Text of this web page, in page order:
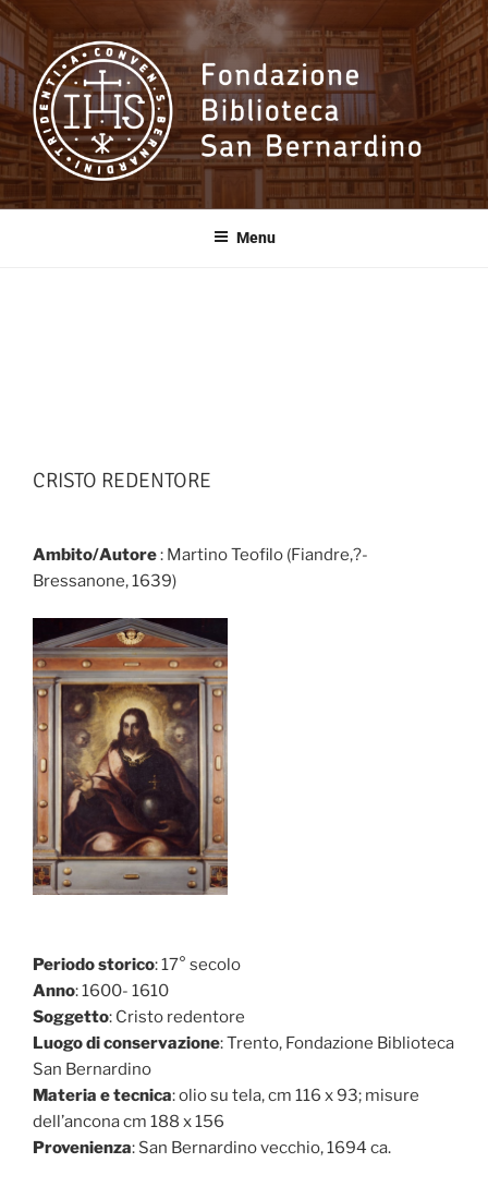
Salta
contenuto
Fondazione
Biblioteca SanMenu
CRISTO REDENTORE
Ambito/Autore: Martino Teofilo (Fiandre,?-
Bressanone, 1639)
Periodo storico: 17° secolo
Anno: 1600- 1610
Soggetto: Cristo redentore
Luogo di conservazione: Trento, Fondazione Biblioteca
San Bernardino
Materia e tecnica: olio su tela, cm 116 x 93; misure
dell’ancona cm 188 x 156
Provenienza: San Bernardino vecchio, 1694 ca.